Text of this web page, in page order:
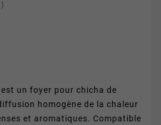
est un foyer pour chicha de
homogène de la chaleur
et aromatiques. Compatible